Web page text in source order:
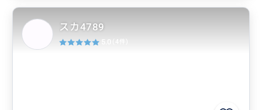
スカ4789
5.0 (4件)